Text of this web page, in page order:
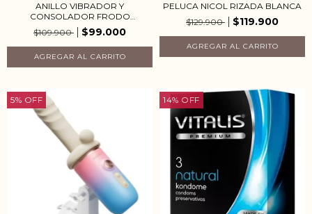
ANILLO VIBRADOR Y
CONSOLADOR FRODO
CAMTO...
$109.900 $99.000
PELUCA NICOL RIZADA BLANCA
$129.900
$119.900
5% OFF 14% OFF